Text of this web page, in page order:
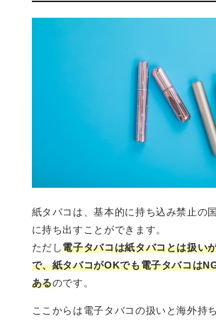
紙タバコは、基本的に持ち込み禁止の
に持ち出すことができます。
ただし電子タバコは紙タバコとは扱い
で、紙タバコがOKでも電子タバコは
あるのです。
ここからは電子タバコの扱いと海外持